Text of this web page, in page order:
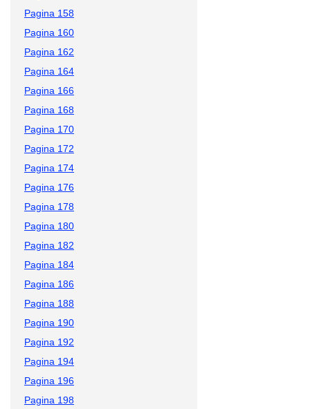
Pagina 158
Pagina 160
Pagina 162
Pagina 164
Pagina 166
Pagina 168
Pagina 170
Pagina 172
Pagina 174
Pagina 176
Pagina 178
Pagina 180
Pagina 182
Pagina 184
Pagina 186
Pagina 188
Pagina 190
Pagina 192
Pagina 194
Pagina 196
Pagina 198